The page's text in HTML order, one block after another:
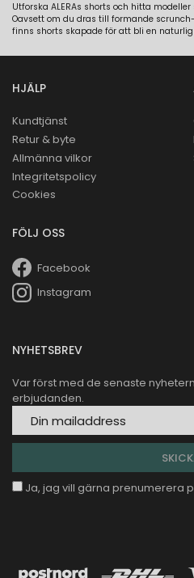
Utforska ALERAs shorts och hitta
Oavsett om du dras till formande
finns shorts skapade för att bli en
HJÄLP
Kundtjänst
Retur & byte
Allmänna vilkor
Integritetspolicy
Cookies
FÖLJ OSS
Facebook
Instagram
NYHETSBREV
Var först med de senaste
erbjudanden.
Ja, jag vill gärna prenumerera